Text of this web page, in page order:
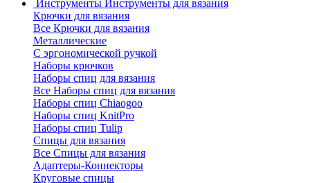
Инструменты Инструменты для вязания
Крючки для вязания
Все Крючки для вязания
Металлические
С эргономической ручкой
Наборы крючков
Наборы спиц для вязания
Все Наборы спиц для вязания
Наборы спиц Chiaogoo
Наборы спиц KnitPro
Наборы спиц Tulip
Спицы для вязания
Все Спицы для вязания
Адаптеры-Коннекторы
Круговые спицы